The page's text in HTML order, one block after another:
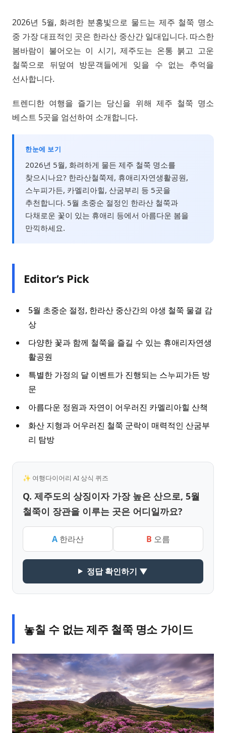
2026년 5월, 화려한 분홍빛으로 물드는 제주 철쭉 명소
중 가장 대표적인 곳은 한라산 중산간 일대입니다. 따스한
봄바람이 불어오는 이 시기, 제주도는 온통 붉고 고운
철쭉으로 뒤덮여 방문객들에게 잊을 수 없는 추억을
선사합니다.
트렌디한 여행을 즐기는 당신을 위해 제주 철쭉 명소
베스트 5곳을 엄선하여 소개합니다.
한눈에 보기
2026년 5월, 화려하게 물든 제주 철쭉 명소를
찾으시나요? 한라산철쭉제, 휴애리자연생활공원,
스누피가든, 카멜리아힐, 산굼부리 등 5곳을
추천합니다. 5월 초중순 절정인 한라산 철쭉과
다채로운 꽃이 있는 휴애리 등에서 아름다운 봄을
만끽하세요.
Editor’s Pick
5월 초중순 절정, 한라산 중산간의 야생 철쭉 물결 감
상
다양한 꽃과 함께 철쭉을 즐길 수 있는 휴애리자연생
활공원
특별한 가정의 달 이벤트가 진행되는 스누피가든 방
문
아름다운 정원과 자연이 어우러진 카멜리아힐 산책
화산 지형과 어우러진 철쭉 군락이 매력적인 산굼부
리 탐방
✨ 여행다이어리 AI 상식 퀴즈
Q. 제주도의 상징이자 가장 높은 산으로, 5월
철쭉이 장관을 이루는 곳은 어디일까요?
A 한라산 B 오름
정답 확인하기 ▼
놓칠 수 없는 제주 철쭉 명소 가이드